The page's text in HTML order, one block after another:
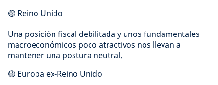
🟡 Reino Unido
Una posición fiscal debilitada y unos fundamentales
macroeconómicos poco atractivos nos llevan a
mantener una postura neutral.
🟡 Europa ex-Reino Unido